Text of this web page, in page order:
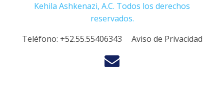
Kehila Ashkenazi, A.C. Todos los derechos
reservados.
Teléfono: +52.55.55406343 Aviso de Privacidad